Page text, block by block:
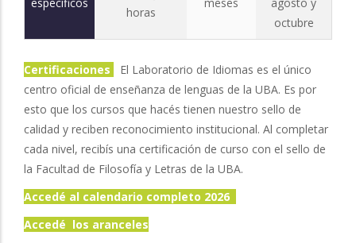
específicos
horas
meses
agosto y
octubre
Certificaciones
El Laboratorio de Idiomas es el único
centro oficial de enseñanza de lenguas de la UBA. Es por
esto que los cursos que hacés tienen nuestro sello de
calidad y reciben reconocimiento institucional. Al completar
cada nivel, recibís una certificación de curso con el sello de
la Facultad de Filosofía y Letras de la UBA.
Accedé al calendario completo 2026
Accedé los aranceles